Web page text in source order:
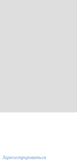
Зарегистрироваться